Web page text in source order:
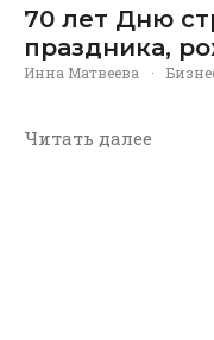
70 лет Дню
праздника,
Инна Матвеева ·
Читать далее